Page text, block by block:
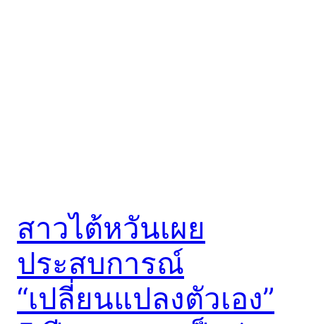
สาวไต้หวันเผย
ประสบการณ์
“เปลี่ยนแปลงตัวเอง”